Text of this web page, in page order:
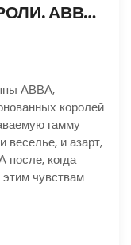
НЕКОРОНОВАННЫЕ КОРОЛИ. АВВА. ЧАСТЬ 1
АВВА,
королей
гамму
веселье, и азарт,
после, когда
чувствам